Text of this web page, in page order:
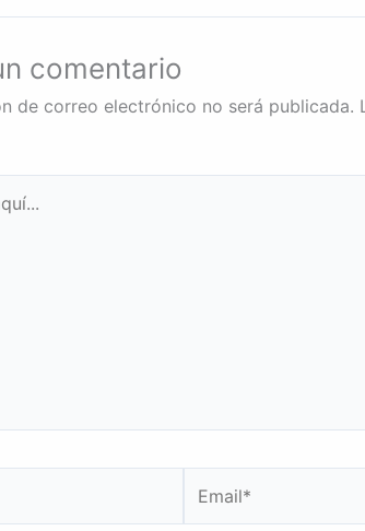
comentario
de correo electrónico no será publicada.